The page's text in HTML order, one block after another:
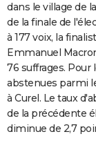
dans le village de la
de la finale de
à 177 voix, la
Emmanuel
76 suffrages.
abstenues parmi
à Curel. Le taux
de la précédente
diminue de 2,7